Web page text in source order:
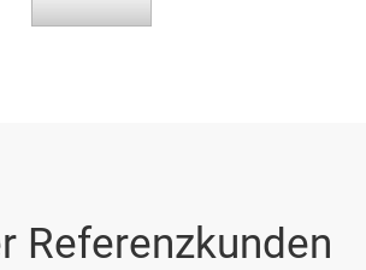
Referenzkunden